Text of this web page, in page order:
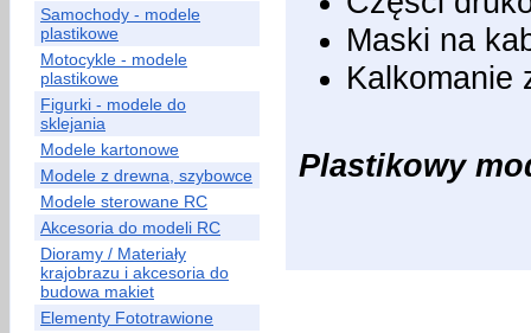
Samochody - modele
plastikowe
Motocykle - modele
plastikowe
Figurki - modele do
sklejania
Modele kartonowe
Modele z drewna, szybowce
Modele sterowane RC
Akcesoria do modeli RC
Dioramy / Materiały
krajobrazu i akcesoria do
budowa makiet
Elementy Fototrawione
Maski na
Kalkomanie
Plastikowy